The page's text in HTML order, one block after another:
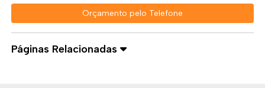
Orçamento pelo Telefone
Páginas Relacionadas